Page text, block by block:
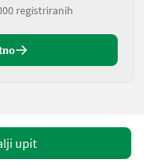
registriranih
upit